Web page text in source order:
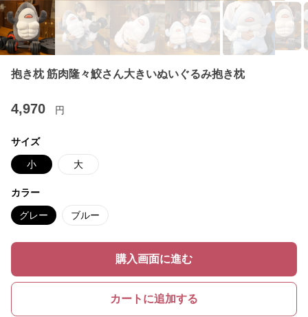
抱き枕 筋肉隆々鮫さん大きいぬいぐるみ抱き枕
4,970 円
サイズ
小 大
カラー
グレー ブルー
購入画面に進む
カートに追加する